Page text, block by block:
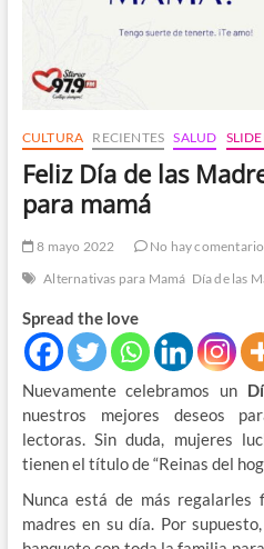
CULTURA RECIENTES SALUD
Feliz Día de las
para mamá
8 mayo 2022
No hay
Alternativas para Mamá Día de las
Spread the love
Nuevamente celebramos un
nuestros mejores deseos
lectoras. Sin duda, mujeres
tienen el título de “Reinas del
Nunca está de más
madres en su día. Por